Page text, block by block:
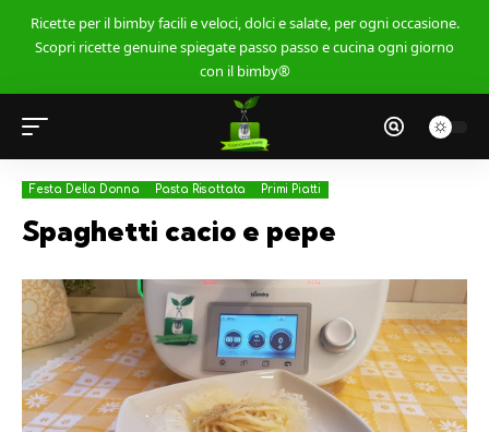
Ricette per il bimby facili e veloci, dolci e salate, per ogni occasione.
Scopri ricette genuine spiegate passo passo e cucina ogni giorno
con il bimby®
Festa Della Donna Pasta Risottata Primi Piatti
Spaghetti cacio e pepe